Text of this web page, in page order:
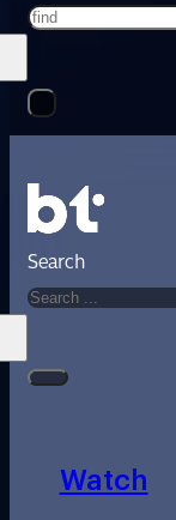
Search
Watch